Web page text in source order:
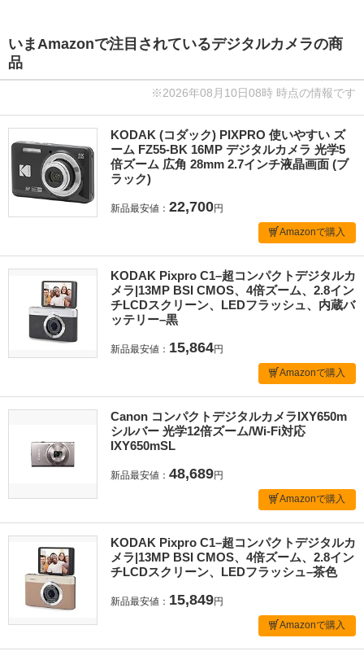
いまAmazonで注目されているデジタルカメラの商
品
※2026年08月10日08時 時点の情報です
KODAK (コダック) PIXPRO 使いやすい ズ
ーム FZ55-BK 16MP デジタルカメラ 光学5
倍ズーム 広角 28mm 2.7インチ液晶画面 (ブ
ラック)
新品最安値： 22,700円
Amazonで購入
KODAK Pixpro C1–超コンパクトデジタルカ
メラ|13MP BSI CMOS、4倍ズーム、2.8イン
チLCDスクリーン、LEDフラッシュ、内蔵バ
ッテリー–黒
新品最安値： 15,864円
Amazonで購入
Canon コンパクトデジタルカメラIXY650m
シルバー 光学12倍ズーム/Wi-Fi対応
IXY650mSL
新品最安値： 48,689円
Amazonで購入
KODAK Pixpro C1–超コンパクトデジタルカ
メラ|13MP BSI CMOS、4倍ズーム、2.8イン
チLCDスクリーン、LEDフラッシュ–茶色
新品最安値： 15,849円
Amazonで購入